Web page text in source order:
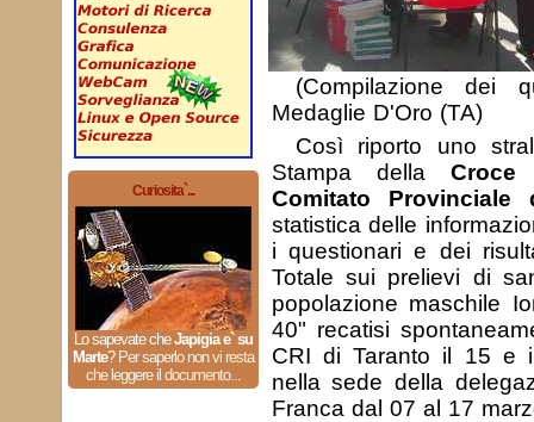
Curiosita`...
Lo sapevate cheJapigia e` su
Marte? Per saperlo non vi resta
che leggere il documento...
(Compilazione dei
Medaglie D'Oro (TA)
Così riporto uno
Stampa dellaCroce
Comitato Provinciale
statistica delle
i questionari e dei
Totale sui prelievi di
popolazione maschile
40" recatisi
CRI di Taranto il 15 e
nella sede della
Franca dal 07 al 17